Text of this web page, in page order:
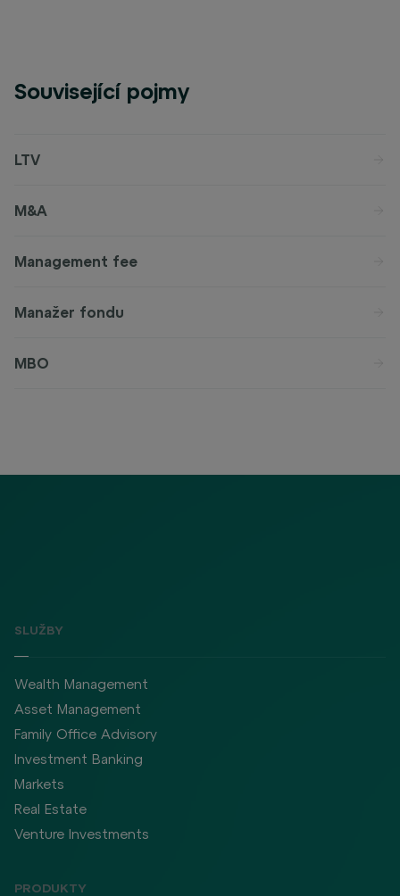
Související pojmy
LTV
M&A
Management fee
Manažer fondu
MBO
SLUŽBY
Wealth Management
Asset Management
Family Office Advisory
Investment Banking
Markets
Real Estate
Venture Investments
PRODUKTY